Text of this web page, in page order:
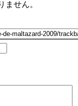
ません。